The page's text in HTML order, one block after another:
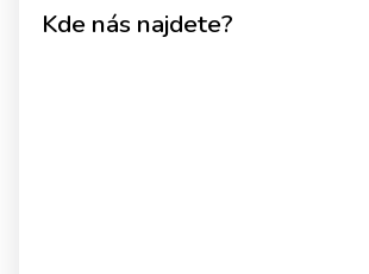
Kde nás najdete?